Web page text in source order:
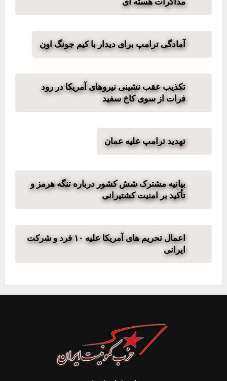
آمادگی ترامپ برای دیدار با کیم جونگ اون
تکذیب عقب نشینی نیروهای آمریکا در رود
فرات از سوی کاخ سفید
تهدید ترامپ علیه عمان
بیانیه مشترک شش کشور درباره تنگه هرمز و
تأکید بر امنیت کشتیرانی
اعمال تحریم های آمریکا علیه ۱۰ فرد و شرکت
ایرانی